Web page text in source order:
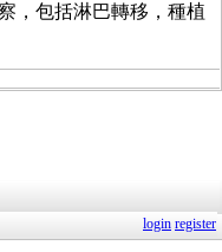
，包括淋巴轉移，種植
login register